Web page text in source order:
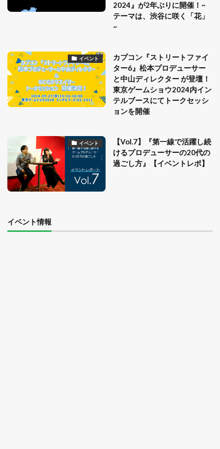
2024』が2年ぶりに開催！~
テーマは、渋谷に咲く「花」
~
イベント
カプコン『ストリートファイ
ター6』松本プロデューサー
と中山ディレクター が登壇！
東京ゲームショウ2024内イン
テルブースにてトークセッシ
ョンを開催
イベント
【Vol.7】『第一線で活躍し続
けるプロデューサーの20代の
過ごし方』【イベントレポ】
イベント情報